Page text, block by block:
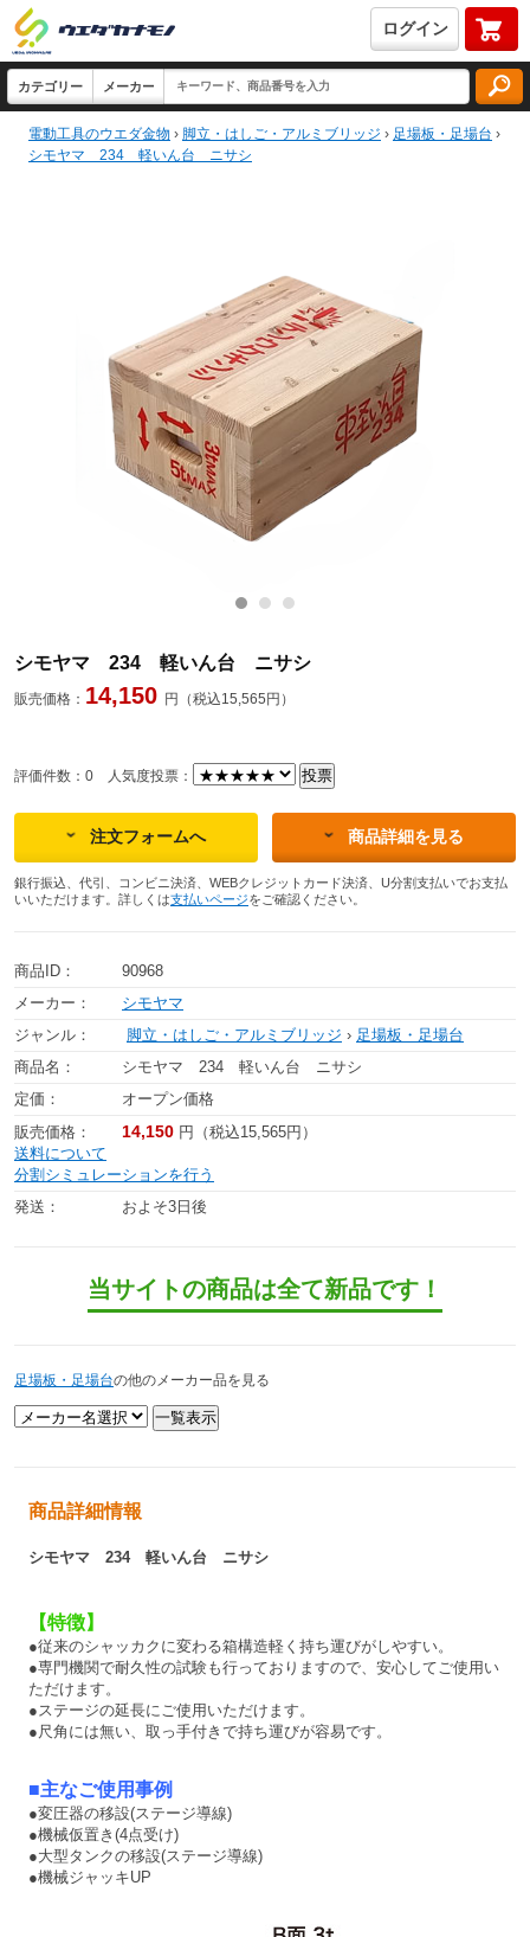
ログイン
電動工具のウエダ金物 › 脚立・はしご・アルミブリッジ › 足場板・足場台 ›
シモヤマ 234 軽いん台 ニサシ
シモヤマ 234 軽いん台 ニサシ
販売価格： 14,150 円（税込15,565円）
評価件数：0 人気度投票：
注文フォームへ 商品詳細を見る
銀行振込、代引、コンビニ決済、WEBクレジットカード決済、U分割支払いでお支払
いいただけます。詳しくは支払いページをご確認ください。
商品ID：
90968
メーカー：
シモヤマ
ジャンル：
脚立・はしご・アルミブリッジ › 足場板・足場台
商品名：
シモヤマ 234 軽いん台 ニサシ
定価：
オープン価格
販売価格：
14,150 円（税込15,565円）
送料について
分割シミュレーションを行う
発送：
およそ3日後
当サイトの商品は全て新品です！
足場板・足場台の他のメーカー品を見る
商品詳細情報
シモヤマ 234 軽いん台 ニサシ
【特徴】
●従来のシャッカクに変わる箱構造軽く持ち運びがしやすい。
●専門機関で耐久性の試験も行っておりますので、安心してご使用い
ただけます。
●ステージの延長にご使用いただけます。
●尺角には無い、取っ手付きで持ち運びが容易です。
■主なご使用事例
●変圧器の移設(ステージ導線)
●機械仮置き(4点受け)
●大型タンクの移設(ステージ導線)
●機械ジャッキUP